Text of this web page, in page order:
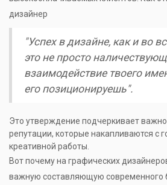
дизайнер
"Успех в дизайне, как и во
это не просто
взаимодействие твоего
его позиционируешь".
Это утверждение подчеркивает
репутации, которые накапливаются с
креативной работы.
Вот почему на графических
важную составляющую современного